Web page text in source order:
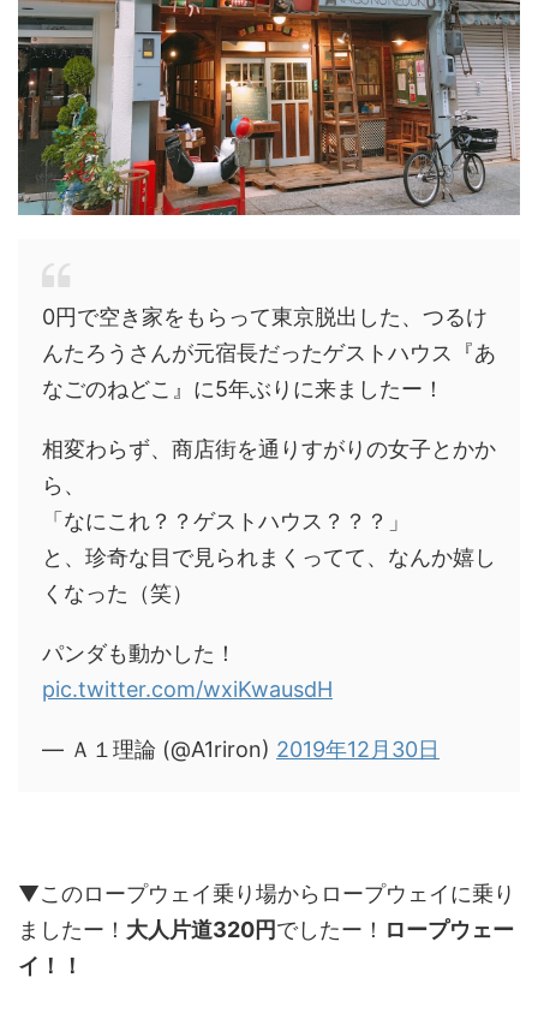
0円で空き家をもらって東京脱出した、つるけ
んたろうさんが元宿長だったゲストハウス『あ
なごのねどこ』に5年ぶりに来ましたー！
相変わらず、商店街を通りすがりの女子とかか
ら、
「なにこれ？？ゲストハウス？？？」
と、珍奇な目で見られまくってて、なんか嬉し
くなった（笑）
パンダも動かした！
pic.twitter.com/wxiKwausdH
— Ａ１理論 (@A1riron) 2019年12月30日
▼このロープウェイ乗り場からロープウェイに乗り
ましたー！ 大人片道320円でしたー！ ロープウェー
イ！！